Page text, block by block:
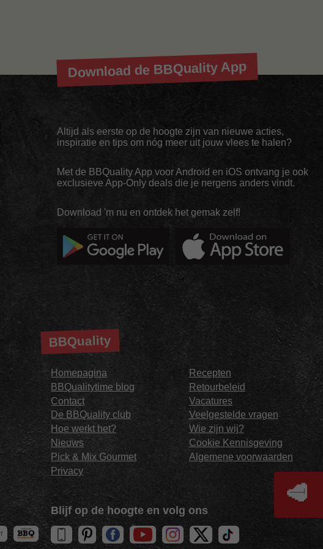
Download de BBQuality App
Altijd als eerste op de hoogte zijn van nieuwe acties,
inspiratie en tips om nóg meer uit jouw vlees te halen?
Met de BBQuality App voor Android en iOS ontvang je ook
exclusieve App-Only deals die je nergens anders vindt.
Download 'm nu en ontdek het gemak zelf!
BBQuality
Homepagina
BBQualitytime blog
Contact
De BBQuality club
Hoe werkt het?
Nieuws
Pick & Mix Gourmet
Privacy
Recepten
Retourbeleid
Vacatures
Veelgestelde vragen
Wie zijn wij?
Cookie Kennisgeving
Algemene voorwaarden
Blijf op de hoogte en volg ons
🥩